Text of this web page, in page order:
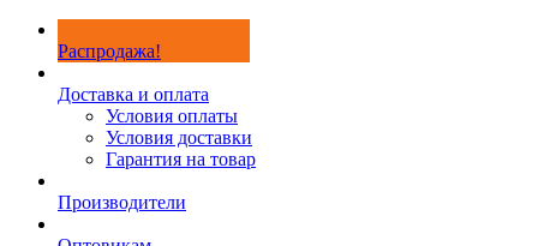
Распродажа!
Доставка и оплата
Условия оплаты
Условия доставки
Гарантия на товар
Производители